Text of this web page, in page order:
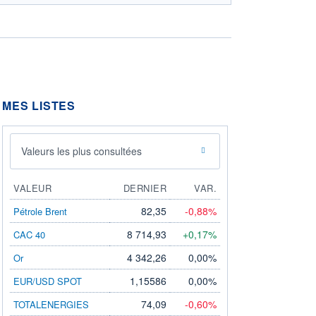
MES LISTES
Valeurs les plus consultées
VALEUR DERNIER
VAR.
Pétrole Brent
82,35 -0,88%
CAC 40 8 714,93 +0,17%
Or 4 342,26 0,00%
EUR/USD SPOT 1,15586 0,00%
TOTALENERGIES 74,09 -0,60%